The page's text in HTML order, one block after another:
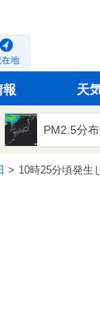
在地
報 天
PM2.5分布
10時25分頃発生